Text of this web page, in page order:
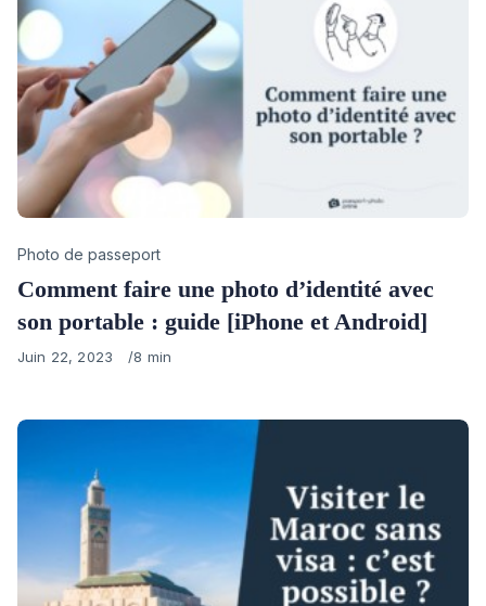
Category
Photo de passeport
Comment faire une photo d’identité avec
son portable : guide [iPhone et Android]
Published
Juin 22, 2023 8 min